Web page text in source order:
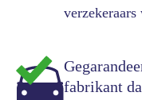
fabrikant